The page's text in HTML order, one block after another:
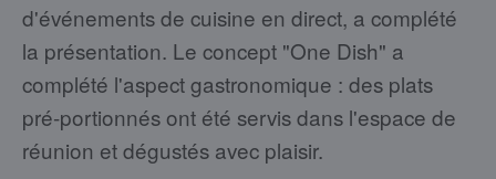
d'événements de cuisine en direct, a complété
la présentation. Le concept "One Dish" a
complété l'aspect gastronomique : des plats
pré-portionnés ont été servis dans l'espace de
réunion et dégustés avec plaisir.